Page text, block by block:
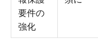
要件の
強化